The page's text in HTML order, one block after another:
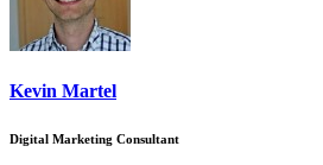
Kevin Martel
Digital Marketing Consultant